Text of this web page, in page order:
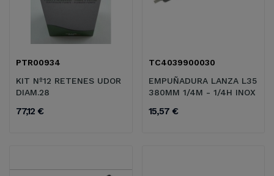
PTR00934
KIT Nº12 RETENES UDOR
DIAM.28
77,12 €
TC4039900030
EMPUÑADURA LANZA L35
380MM 1/4M - 1/4H INOX
15,57 €